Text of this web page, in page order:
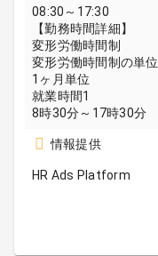
08:30～17:30
【勤務時間詳細】
変形労働時間制
変形労働時間制の単位
1ヶ月単位
就業時間1
8時30分～17時30分
情報提供
HR Ads Platform